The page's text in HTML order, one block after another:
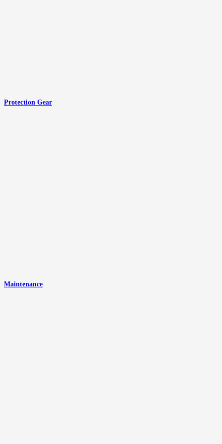
Protection Gear
Maintenance